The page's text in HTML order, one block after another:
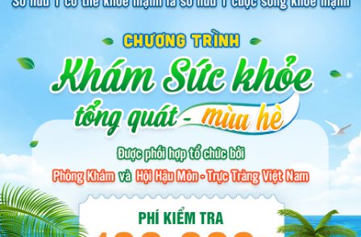
ĐƯỜNG TỚI PHÒNG KHÁM
PHỤ KHOA
BỆNH HẬU MÔN
BỆNH XÃ HỘI